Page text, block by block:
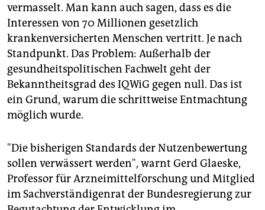
vermasselt. Man kann auch sagen, dass es die
Interessen von 70 Millionen gesetzlich
krankenversicherten Menschen vertritt. Je nach
Standpunkt. Das Problem: Außerhalb der
gesundheitspolitischen Fachwelt geht der
Bekanntheitsgrad des IQWiG gegen null. Das ist
ein Grund, warum die schrittweise Entmachtung
möglich wurde.
"Die bisherigen Standards der Nutzenbewertung
sollen verwässert werden", warnt Gerd Glaeske,
Professor für Arzneimittelforschung und Mitglied
im Sachverständigenrat der Bundesregierung zur